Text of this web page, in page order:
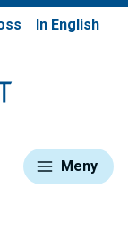
In English
Meny